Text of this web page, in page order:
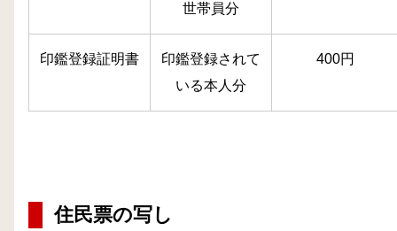
世帯員分
印鑑登録証明書
印鑑登録されて
いる本人分
400円
住民票の写し